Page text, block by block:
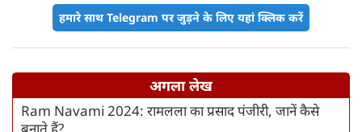
हमारे साथ Telegram पर जुड़ने के लिए यहां क्लिक करें
अगला लेख
Ram Navami 2024: रामलला का प्रसाद पंजीरी, जानें कैसे